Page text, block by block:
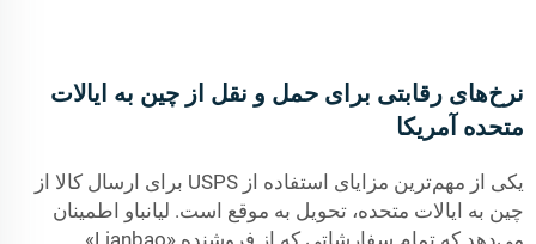
نرخ‌های رقابتی برای حمل و نقل از چین به ایالات
متحده آمریکا
یکی از مهم‌ترین مزایای استفاده از USPS برای ارسال کالا از
چین به ایالات متحده، تحویل به موقع است. لیانباو اطمینان
می‌دهد که تمام سفارشاتی که از فروشنده «Lianbao»